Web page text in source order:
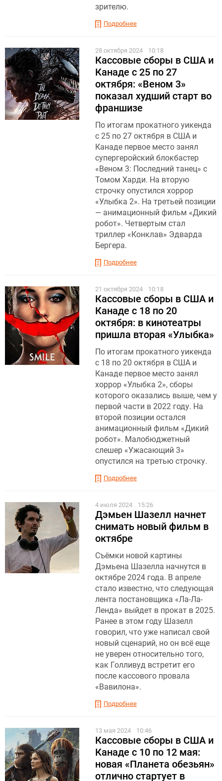
зрителю.
Подробнее
28 октября 2024 10:18
Кассовые сборы в США и
Канаде с 25 по 27
октября: «Веном 3»
показал худший старт во
франшизе
По итогам прокатного уикенда
с 25 по 27 октября в США и
Канаде первое место занял
супергеройский блокбастер
«Веном 3: Последний танец» с
Томом Харди. На вторую
строчку опустился хоррор
«Улыбка 2». На третьей позиции
— анимационный фильм «Дикий
робот». Четвертым стал
триллер «Конклав» Эдварда
Бергера.
Подробнее
21 октября 2024 10:18
Кассовые сборы в США и
Канаде с 18 по 20
октября: в кинотеатры
пришла вторая «Улыбка»
По итогам прокатного уикенда
с 18 по 20 октября в США и
Канаде первое место занял
хоррор «Улыбка 2», сборы
которого оказались выше, чем у
первой части в 2022 году. На
второй позиции остался
анимационный фильм «Дикий
робот». Малобюджетный
слешер «Ужасающий 3»
опустился на третью строчку.
Подробнее
4 июля 2024 15:26
Дэмьен Шазелл начнет
снимать новый фильм в
октябре
Съёмки новой картины
Дэмьена Шазелла начнутся в
октябре 2024 года. В апреле
стало известно, что следующая
лента постановщика «Ла-Ла-
Ленда» выйдет в прокат в 2025.
Ранее в этом году Шазелл
говорил, что уже написал свой
новый сценарий, но он всё еще
не уверен относительно того,
как Голливуд встретит его
после кассового провала
«Вавилона».
Подробнее
13 мая 2024 10:46
Кассовые сборы в США и
Канаде с 10 по 12 мая:
новая «Планета обезьян»
отлично стартует в